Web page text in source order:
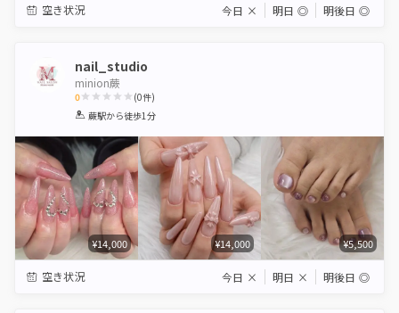
空き状況 今日 × 明日 ◎ 明後日 ◎
nail_studio
minion蕨
0
1 2 3 4 5
(0件)
蕨駅から徒歩1分
¥14,000 ¥14,000 ¥5,500
空き状況 今日 × 明日 × 明後日 ◎